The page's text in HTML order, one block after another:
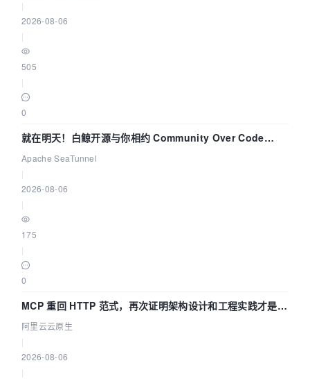
2026-08-06
505
0
就在明天！白鲸开源与你相约 Community Over Code
Asia 2026 主题演讲！
Apache SeaTunnel
2026-08-06
175
0
MCP 重回 HTTP 范式，再次证明架构设计和工程实践才是稀
缺资源
阿里云云原生
2026-08-06